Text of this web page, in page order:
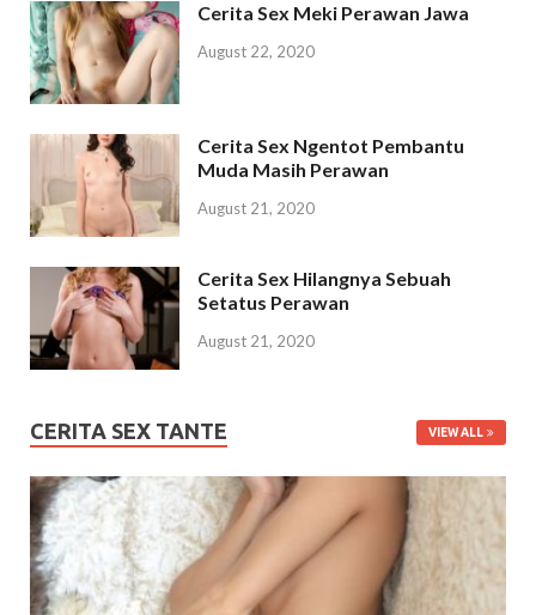
Cerita Sex Meki Perawan Jawa
August 22, 2020
Cerita Sex Ngentot Pembantu
Muda Masih Perawan
August 21, 2020
Cerita Sex Hilangnya Sebuah
Setatus Perawan
August 21, 2020
CERITA SEX TANTE VIEW ALL